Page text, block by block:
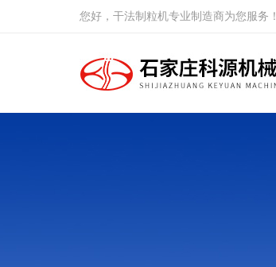
您好，干法制粒机专业制造商为您服务！